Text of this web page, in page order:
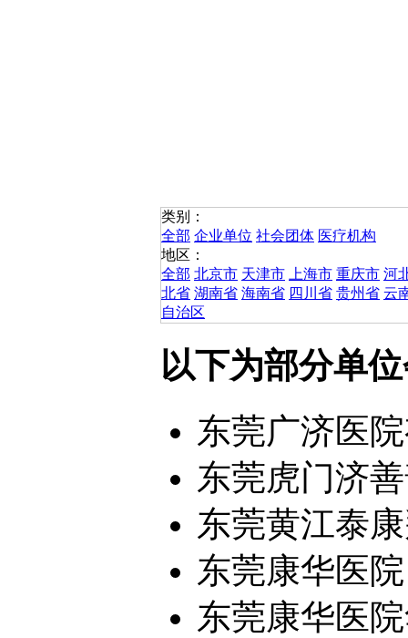
类别：
全部 企业单位 社会团体 医疗机构
地区：
全部 北京市 天津市 上海市 重庆市 河
北省 湖南省 海南省 四川省 贵州省 云
自治区
以下为部分单
东莞广济医
东莞虎门济
东莞黄江泰
东莞康华医院
东莞康华医